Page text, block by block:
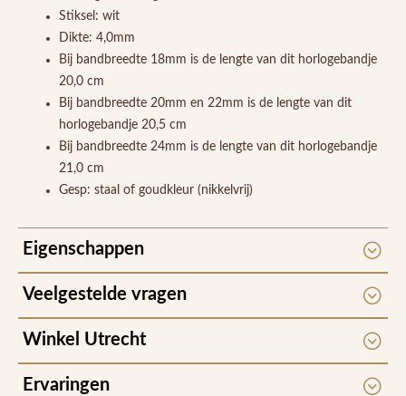
Stiksel: wit
Dikte: 4,0mm
Bij bandbreedte 18mm is de lengte van dit horlogebandje
20,0 cm
Bij bandbreedte 20mm en 22mm is de lengte van dit
horlogebandje 20,5 cm
Bij bandbreedte 24mm is de lengte van dit horlogebandje
21,0 cm
Gesp: staal of goudkleur (nikkelvrij)
Eigenschappen
Veelgestelde vragen
Winkel Utrecht
Ervaringen